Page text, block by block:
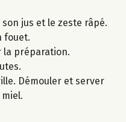
jus et le zeste râpé.
fouet.
la préparation.
Démouler et server